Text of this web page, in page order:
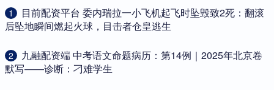
1
​目前配资平台 委内瑞拉一小飞机起飞时坠毁致2死：翻滚
后坠地瞬间燃起火球，目击者仓皇逃生
2
​九融配资端 中考语文命题病历：第14例｜2025年北京卷
默写——诊断：刁难学生